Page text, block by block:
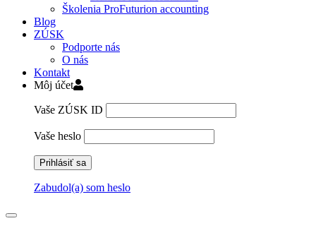
Školenia ProFuturion accounting
Blog
ZÚSK
Podporte nás
O nás
Kontakt
Môj účet
Vaše ZÚSK ID
Vaše heslo
Zabudol(a) som heslo